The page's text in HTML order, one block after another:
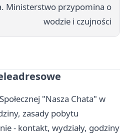
Ministerstwo przypomina o
wodzie i czujności
"Nasza Chata" w
zasady pobytu
- kontakt, wydziały, godziny